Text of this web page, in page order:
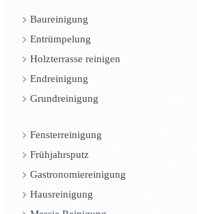
Baureinigung
Entrümpelung
Holzterrasse reinigen
Endreinigung
Grundreinigung
Fensterreinigung
Frühjahrsputz
Gastronomiereinigung
Hausreinigung